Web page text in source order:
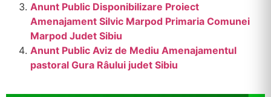
Anunt Public Disponibilizare Proiect
Amenajament Silvic Marpod Primaria Comunei
Marpod Judet Sibiu
Anunt Public Aviz de Mediu Amenajamentul
pastoral Gura Râului judet Sibiu